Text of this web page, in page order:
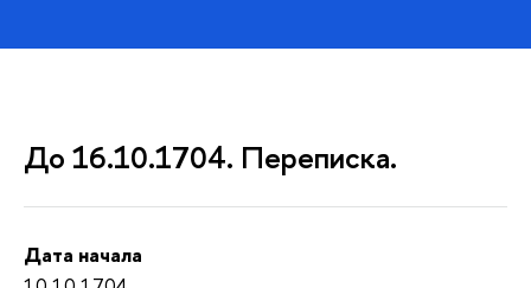
До 16.10.1704. Переписка.
Дата начала